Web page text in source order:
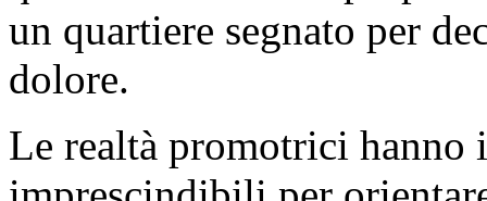
un quartiere segnato per
dolore.
Le realtà promotrici